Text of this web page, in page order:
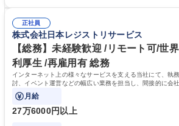
実行/フィールドセールスへの案件連携 募集職種 ★【未経験歓迎】AIで製
造業の未来を変えるインサイドセールス
企画・実行経験 ・CRM・リードナーチャリング
もとに営業プロセスを改善した経験 学歴・資格 学歴：大学院 大学 高専 短
大 専修学校 高校 語学力： 資格：
正社員
株式会社日本レジストリサービス
【総務】未経験歓迎 /リモート可/世
利厚生 /再雇用有 総務
インターネット上の様々なサービスを支える当社にて、執
討、イベント運営などの幅広い業務を担当し、間接的に会
ている部署です。
月給
27万6000円以上